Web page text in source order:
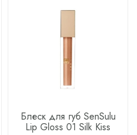
Блеск для губ SenSulu
Lip Gloss 01 Silk Kiss